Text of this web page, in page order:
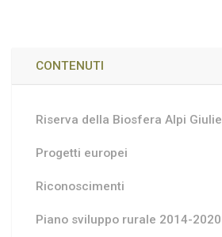
CONTENUTI
Riserva della Biosfera Alpi Giulie
Progetti europei
Riconoscimenti
Piano sviluppo rurale 2014-2020